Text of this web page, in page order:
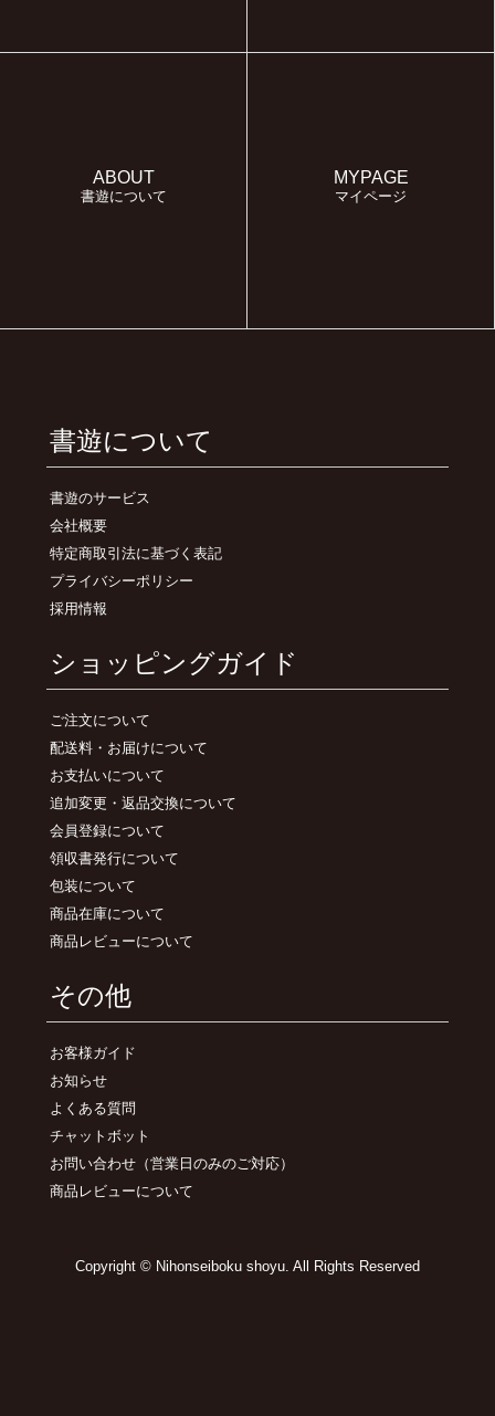
ABOUT
書遊について
MYPAGE
マイページ
書遊について
書遊のサービス
会社概要
特定商取引法に基づく表記
プライバシーポリシー
採用情報
ショッピングガイド
ご注文について
配送料・お届けについて
お支払いについて
追加変更・返品交換について
会員登録について
領収書発行について
包装について
商品在庫について
商品レビューについて
その他
お客様ガイド
お知らせ
よくある質問
チャットボット
お問い合わせ （営業日のみのご対応）
商品レビューについて
Copyright © Nihonseiboku shoyu. All Rights Reserved